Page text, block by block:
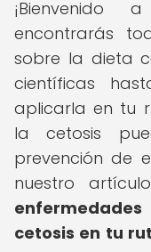
¡Bienvenido
encontrarás
sobre la dieta
científicas
aplicarla en tu
la cetosis
prevención de
nuestro
cetosis en tu